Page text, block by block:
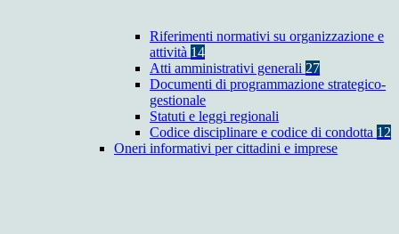
Riferimenti normativi su organizzazione e
attività 14
Atti amministrativi generali 27
Documenti di programmazione strategico-
gestionale
Statuti e leggi regionali
Codice disciplinare e codice di condotta 12
Oneri informativi per cittadini e imprese